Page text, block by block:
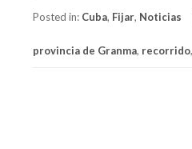
Posted in: Cuba, Fijar, Noticias
provincia de Granma, recorrido